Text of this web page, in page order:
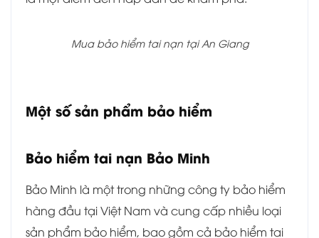
Mua bảo hiểm tai nạn tại An Giang
Một số sản phẩm bảo hiểm
Bảo hiểm tai nạn Bảo Minh
Bảo Minh là một trong những công ty bảo hiểm
hàng đầu tại Việt Nam và cung cấp nhiều loại
sản phẩm bảo hiểm, bao gồm cả bảo hiểm tai